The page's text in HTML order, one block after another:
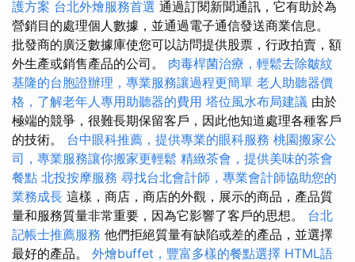
護方案 台北外燴服務首選 通過訂閱新聞通訊，它有助於為
營銷目的處理個人數據，並通過電子通信發送商業信息。
批發商的廣泛數據庫使您可以訪問提供股票，行政拍賣，額
外生產或銷售產品的公司。 肉毒桿菌治療，輕鬆去除皺紋
基隆的台胞證辦理，專業服務讓過程更簡單 老人助聽器價
格，了解老年人專用助聽器的費用 塔位風水布局建議 由於
極端的競爭，很難長期保留客戶，因此他知道處理各種客戶
的技術。 台中眼科推薦，提供專業的眼科服務 桃園搬家公
司，專業服務讓你搬家更輕鬆 精緻茶會，提供美味的茶會
餐點 北投按摩服務 尋找台北會計師，專業會計師協助您的
業務成長 這樣，商店，商店的外觀，展示的商品，產品質
量和服務質量非常重要，因為它影響了客戶的思想。 台北
記帳士推薦服務 他們拒絕質量有缺陷或差的產品，並選擇
最好的產品。 外燴buffet，豐富多樣的餐點選擇 HTML語